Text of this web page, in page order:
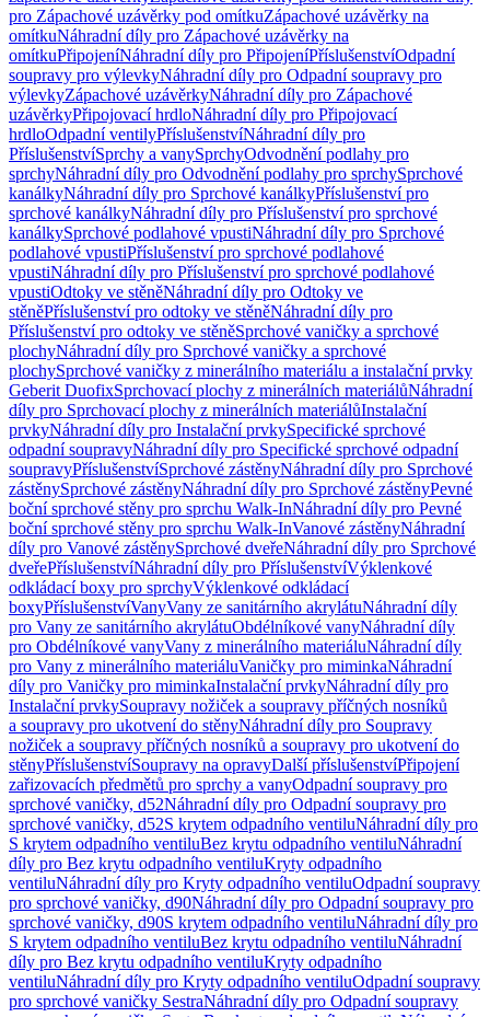
pro Zápachové uzávěrky pod omítkuZápachové uzávěrky na
omítkuNáhradní díly pro Zápachové uzávěrky na
omítkuPřipojeníNáhradní díly pro PřipojeníPříslušenstvíOdpadní
soupravy pro výlevkyNáhradní díly pro Odpadní soupravy pro
výlevkyZápachové uzávěrkyNáhradní díly pro Zápachové
uzávěrkyPřipojovací hrdloNáhradní díly pro Připojovací
hrdloOdpadní ventilyPříslušenstvíNáhradní díly pro
PříslušenstvíSprchy a vanySprchyOdvodnění podlahy pro
sprchyNáhradní díly pro Odvodnění podlahy pro sprchySprchové
kanálkyNáhradní díly pro Sprchové kanálkyPříslušenství pro
sprchové kanálkyNáhradní díly pro Příslušenství pro sprchové
kanálkySprchové podlahové vpustiNáhradní díly pro Sprchové
podlahové vpustiPříslušenství pro sprchové podlahové
vpustiNáhradní díly pro Příslušenství pro sprchové podlahové
vpustiOdtoky ve stěněNáhradní díly pro Odtoky ve
stěněPříslušenství pro odtoky ve stěněNáhradní díly pro
Příslušenství pro odtoky ve stěněSprchové vaničky a sprchové
plochyNáhradní díly pro Sprchové vaničky a sprchové
plochySprchové vaničky z minerálního materiálu a instalační prvky
Geberit DuofixSprchovací plochy z minerálních materiálůNáhradní
díly pro Sprchovací plochy z minerálních materiálůInstalační
prvkyNáhradní díly pro Instalační prvkySpecifické sprchové
odpadní soupravyNáhradní díly pro Specifické sprchové odpadní
soupravyPříslušenstvíSprchové zástěnyNáhradní díly pro Sprchové
zástěnySprchové zástěnyNáhradní díly pro Sprchové zástěnyPevné
boční sprchové stěny pro sprchu Walk-InNáhradní díly pro Pevné
boční sprchové stěny pro sprchu Walk-InVanové zástěnyNáhradní
díly pro Vanové zástěnySprchové dveřeNáhradní díly pro Sprchové
dveřePříslušenstvíNáhradní díly pro PříslušenstvíVýklenkové
odkládací boxy pro sprchyVýklenkové odkládací
boxyPříslušenstvíVanyVany ze sanitárního akrylátuNáhradní díly
pro Vany ze sanitárního akrylátuObdélníkové vanyNáhradní díly
pro Obdélníkové vanyVany z minerálního materiáluNáhradní díly
pro Vany z minerálního materiáluVaničky pro miminkaNáhradní
díly pro Vaničky pro miminkaInstalační prvkyNáhradní díly pro
Instalační prvkySoupravy nožiček a soupravy příčných nosníků
a soupravy pro ukotvení do stěnyNáhradní díly pro Soupravy
nožiček a soupravy příčných nosníků a soupravy pro ukotvení do
stěnyPříslušenstvíSoupravy na opravyDalší příslušenstvíPřipojení
zařizovacích předmětů pro sprchy a vanyOdpadní soupravy pro
sprchové vaničky, d52Náhradní díly pro Odpadní soupravy pro
sprchové vaničky, d52S krytem odpadního ventiluNáhradní díly pro
S krytem odpadního ventiluBez krytu odpadního ventiluNáhradní
díly pro Bez krytu odpadního ventiluKryty odpadního
ventiluNáhradní díly pro Kryty odpadního ventiluOdpadní soupravy
pro sprchové vaničky, d90Náhradní díly pro Odpadní soupravy pro
sprchové vaničky, d90S krytem odpadního ventiluNáhradní díly pro
S krytem odpadního ventiluBez krytu odpadního ventiluNáhradní
díly pro Bez krytu odpadního ventiluKryty odpadního
ventiluNáhradní díly pro Kryty odpadního ventiluOdpadní soupravy
pro sprchové vaničky SestraNáhradní díly pro Odpadní soupravy